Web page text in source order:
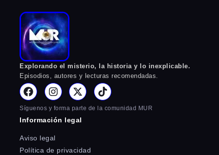
Explorando el misterio, la historia y lo inexplicable.
Episodios, autores y lecturas recomendadas.
Síguenos y forma parte de la comunidad MUR
Información legal
Aviso legal
Política de privacidad